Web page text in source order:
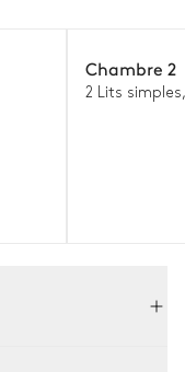
Chambre 2
2 Lits